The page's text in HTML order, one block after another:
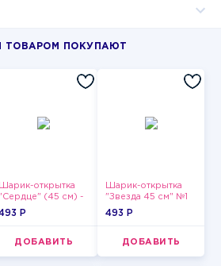
ТОВАРОМ ПОКУПАЮТ
Шарик-открытка
(45 см) -
2
P
ДОБАВИТЬ
Шарик-открытка
"Звезда 45 см" №1
493 P
ДОБАВИТЬ